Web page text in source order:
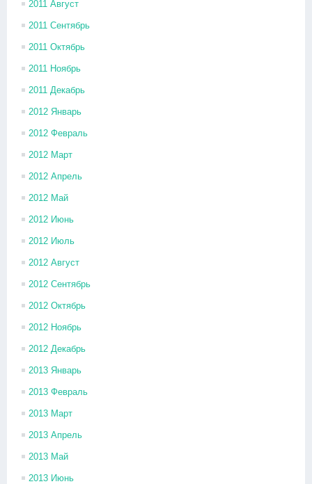
2011 Август
2011 Сентябрь
2011 Октябрь
2011 Ноябрь
2011 Декабрь
2012 Январь
2012 Февраль
2012 Март
2012 Апрель
2012 Май
2012 Июнь
2012 Июль
2012 Август
2012 Сентябрь
2012 Октябрь
2012 Ноябрь
2012 Декабрь
2013 Январь
2013 Февраль
2013 Март
2013 Апрель
2013 Май
2013 Июнь